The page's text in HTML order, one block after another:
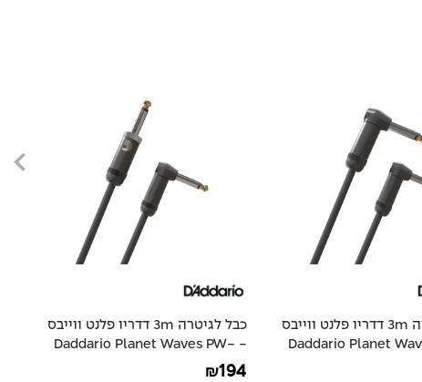
כבל לגיטרה 3m דדריו פלנט ווייבס
- Daddario Planet
כבל לגיטרה 3m דדריו פלנט ווייבס
- Daddario Planet Waves PW-
AMSGRA-10
₪194